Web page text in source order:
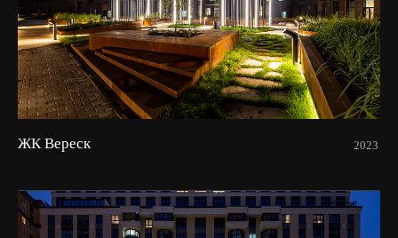
ЖК Вереск 2023